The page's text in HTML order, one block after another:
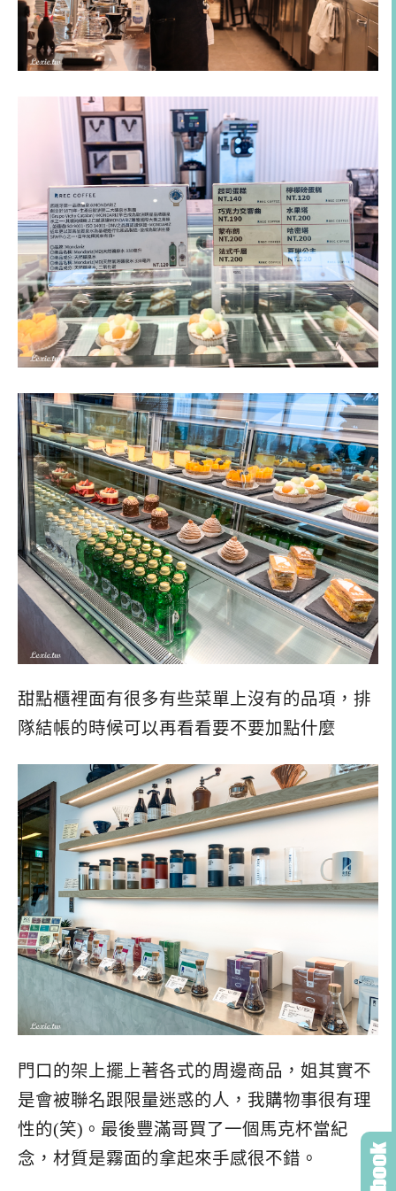
甜點櫃裡面有很多有些菜單上沒有的品項，排
隊結帳的時候可以再看看要不要加點什麼
門口的架上擺上著各式的周邊商品，姐其實不
是會被聯名跟限量迷惑的人，我購物事很有理
性的(笑)。最後豐滿哥買了一個馬克杯當紀
念，材質是霧面的拿起來手感很不錯。